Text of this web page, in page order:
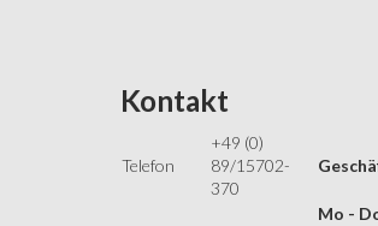
Kontakt
Telefon
+49 (0)
89/15702-
370
Mo -